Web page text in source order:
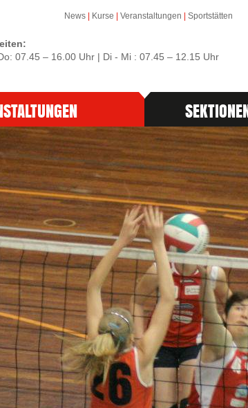
News Kurse |Veranstaltungen |Sportstätten
07.45 – 16.00 Uhr | Di - Mi : 07.45 – 12.15 Uhr